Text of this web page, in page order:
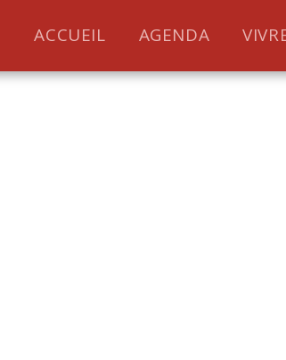
ACCUEIL AGENDA